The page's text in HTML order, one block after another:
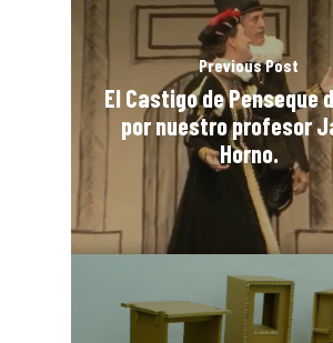
Previous Post
El Castigo de Penseque
por nuestro profesor
Horno.